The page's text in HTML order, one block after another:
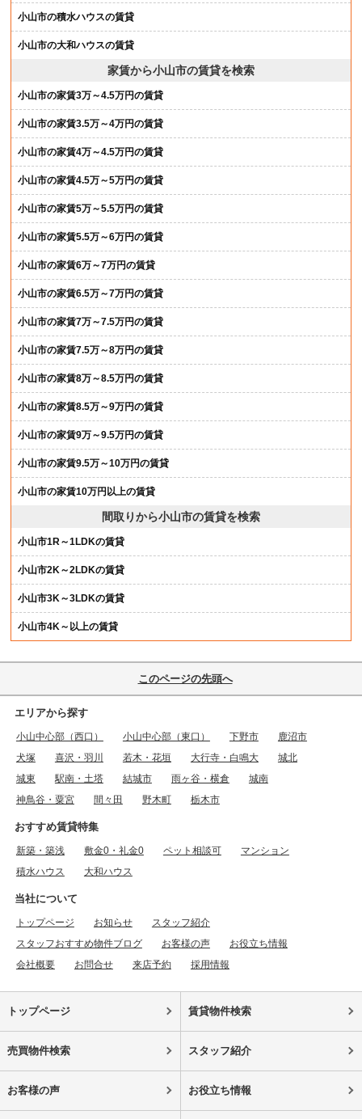
小山市の積水ハウスの賃貸
小山市の大和ハウスの賃貸
家賃から小山市の賃貸を検索
小山市の家賃3万～4.5万円の賃貸
小山市の家賃3.5万～4万円の賃貸
小山市の家賃4万～4.5万円の賃貸
小山市の家賃4.5万～5万円の賃貸
小山市の家賃5万～5.5万円の賃貸
小山市の家賃5.5万～6万円の賃貸
小山市の家賃6万～7万円の賃貸
小山市の家賃6.5万～7万円の賃貸
小山市の家賃7万～7.5万円の賃貸
小山市の家賃7.5万～8万円の賃貸
小山市の家賃8万～8.5万円の賃貸
小山市の家賃8.5万～9万円の賃貸
小山市の家賃9万～9.5万円の賃貸
小山市の家賃9.5万～10万円の賃貸
小山市の家賃10万円以上の賃貸
間取りから小山市の賃貸を検索
小山市1R～1LDKの賃貸
小山市2K～2LDKの賃貸
小山市3K～3LDKの賃貸
小山市4K～以上の賃貸
このページの先頭へ
エリアから探す
小山中心部（西口） 小山中心部（東口） 下野市
鹿沼市
犬塚
喜沢・羽川 若木・花垣 大行寺・白鳴大
城北
城東
駅南・土塔 結城市 雨ヶ谷・横倉
城南
神鳥谷・粟宮
間々田 野木町 栃木市
おすすめ賃貸特集
新築・築浅 敷金0・礼金0 ペット相談可
マンション
積水ハウス
大和ハウス
当社について
トップページ お知らせ
スタッフ紹介
スタッフおすすめ物件ブログ
お客様の声
お役立ち情報
会社概要
お問合せ 来店予約 採用情報
トップページ 賃貸物件検索
売買物件検索 スタッフ紹介
お客様の声 お役立ち情報